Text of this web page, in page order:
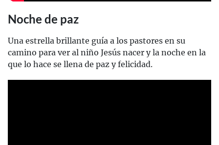
Noche de paz
Una estrella brillante guía a los pastores en su
camino para ver al niño Jesús nacer y la noche en la
que lo hace se llena de paz y felicidad.